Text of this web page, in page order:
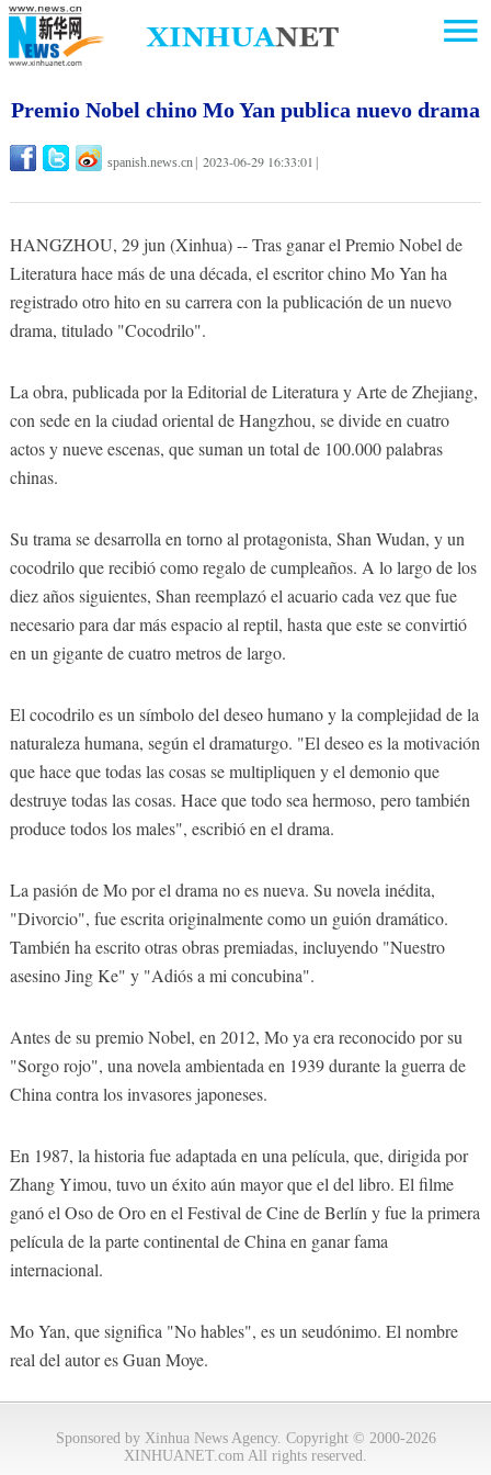
Premio Nobel chino Mo Yan publica nuevo drama
spanish.news.cn 2023-06-29 16:33:01
HANGZHOU, 29 jun (Xinhua) -- Tras ganar el Premio Nobel de
Literatura hace más de una década, el escritor chino Mo Yan ha
registrado otro hito en su carrera con la publicación de un nuevo
drama, titulado "Cocodrilo".
La obra, publicada por la Editorial de Literatura y Arte de Zhejiang,
con sede en la ciudad oriental de Hangzhou, se divide en cuatro
actos y nueve escenas, que suman un total de 100.000 palabras
chinas.
Su trama se desarrolla en torno al protagonista, Shan Wudan, y un
cocodrilo que recibió como regalo de cumpleaños. A lo largo de los
diez años siguientes, Shan reemplazó el acuario cada vez que fue
necesario para dar más espacio al reptil, hasta que este se convirtió
en un gigante de cuatro metros de largo.
El cocodrilo es un símbolo del deseo humano y la complejidad de la
naturaleza humana, según el dramaturgo. "El deseo es la motivación
que hace que todas las cosas se multipliquen y el demonio que
destruye todas las cosas. Hace que todo sea hermoso, pero también
produce todos los males", escribió en el drama.
La pasión de Mo por el drama no es nueva. Su novela inédita,
"Divorcio", fue escrita originalmente como un guión dramático.
También ha escrito otras obras premiadas, incluyendo "Nuestro
asesino Jing Ke" y "Adiós a mi concubina".
Antes de su premio Nobel, en 2012, Mo ya era reconocido por su
"Sorgo rojo", una novela ambientada en 1939 durante la guerra de
China contra los invasores japoneses.
En 1987, la historia fue adaptada en una película, que, dirigida por
Zhang Yimou, tuvo un éxito aún mayor que el del libro. El filme
ganó el Oso de Oro en el Festival de Cine de Berlín y fue la primera
película de la parte continental de China en ganar fama
internacional.
Mo Yan, que significa "No hables", es un seudónimo. El nombre
real del autor es Guan Moye.
Sponsored by Xinhua News Agency. Copyright © 2000-2026
XINHUANET.com All rights reserved.